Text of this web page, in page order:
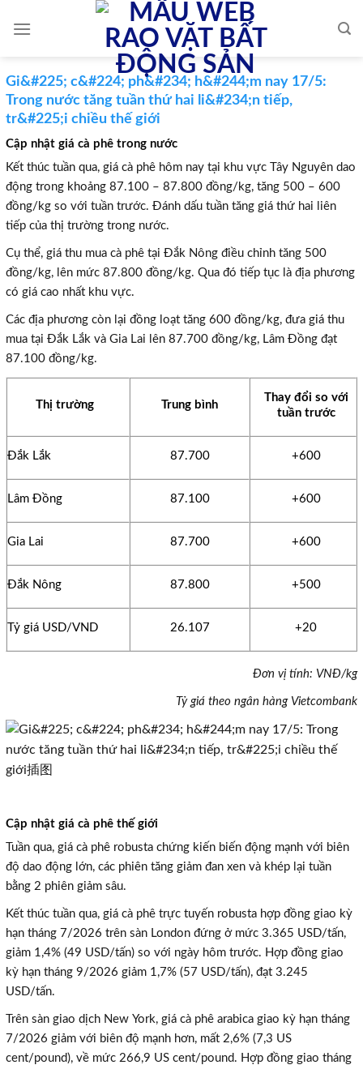
Gi&#225; c&#224; ph&#234; h&#244;m nay 17/5:
Trong nước tăng tuần thứ hai li&#234;n tiếp,
tr&#225;i chiều thế giới
Cập nhật giá cà phê trong nước
Kết thúc tuần qua, giá cà phê hôm nay tại khu vực Tây Nguyên dao
động trong khoảng 87.100 – 87.800 đồng/kg, tăng 500 – 600
đồng/kg so với tuần trước. Đánh dấu tuần tăng giá thứ hai liên
tiếp của thị trường trong nước.
Cụ thể, giá thu mua cà phê tại Đắk Nông điều chỉnh tăng 500
đồng/kg, lên mức 87.800 đồng/kg. Qua đó tiếp tục là địa phương
có giá cao nhất khu vực.
Các địa phương còn lại đồng loạt tăng 600 đồng/kg, đưa giá thu
mua tại Đắk Lắk và Gia Lai lên 87.700 đồng/kg, Lâm Đồng đạt
87.100 đồng/kg.
Thị trường Trung bình
Thay đổi so với
tuần trước
Đắk Lắk 87.700 +600
Lâm Đồng 87.100 +600
Gia Lai 87.700 +600
Đắk Nông 87.800 +500
Tỷ giá USD/VND 26.107 +20
Đơn vị tính: VNĐ/kg
Tỷ giá theo ngân hàng Vietcombank
Cập nhật giá cà phê thế giới
Tuần qua, giá cà phê robusta chứng kiến biến động mạnh với biên
độ dao động lớn, các phiên tăng giảm đan xen và khép lại tuần
bằng 2 phiên giảm sâu.
Kết thúc tuần qua, giá cà phê trực tuyến robusta hợp đồng giao kỳ
hạn tháng 7/2026 trên sàn London đứng ở mức 3.365 USD/tấn,
giảm 1,4% (49 USD/tấn) so với ngày hôm trước. Hợp đồng giao
kỳ hạn tháng 9/2026 giảm 1,7% (57 USD/tấn), đạt 3.245
USD/tấn.
Trên sàn giao dịch New York, giá cà phê arabica giao kỳ hạn tháng
7/2026 giảm với biên độ mạnh hơn, mất 2,6% (7,3 US
cent/pound), về mức 266,9 US cent/pound. Hợp đồng giao tháng